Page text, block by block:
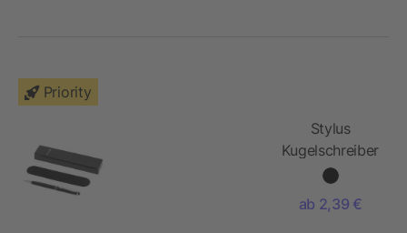
Priority
Stylus
Kugelschreiber
ab 2,39 €